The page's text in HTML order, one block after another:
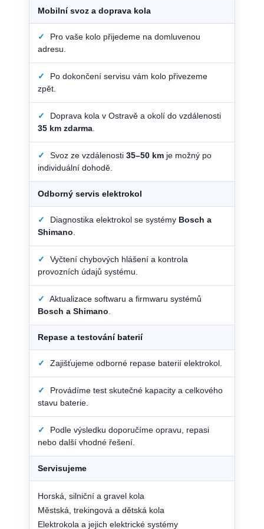
Mobilní svoz a doprava kola
✓
Pro vaše kolo přijedeme na domluvenou
adresu.
✓
Po dokončení servisu vám kolo přivezeme
zpět.
✓
Doprava kola v Ostravě a okolí do vzdálenosti
35 km zdarma
✓ Svoz ze vzdálenosti 35–50 km je možný po
individuální dohodě.
Odborný servis elektrokol
✓ Diagnostika elektrokol se systémy Bosch a
Shimano
✓
Vyčtení chybových hlášení a kontrola
provozních údajů systému.
✓
Aktualizace softwaru a firmwaru systémů
Bosch a Shimano
Repase a testování baterií
✓ Zajišťujeme odborné repase baterií elektrokol.
✓
Provádíme test skutečné kapacity a celkového
stavu baterie.
✓
Podle výsledku doporučíme opravu, repasi
nebo další vhodné řešení.
Servisujeme
Horská, silniční a gravel kola
Městská, trekingová a dětská kola
Elektrokola a jejich elektrické systémy